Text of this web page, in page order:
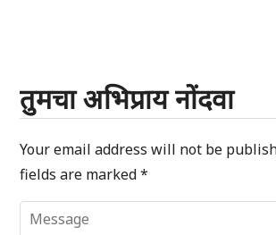
तुमचा अभिप्राय नोंदवा
Your email address will not be
fields are marked*